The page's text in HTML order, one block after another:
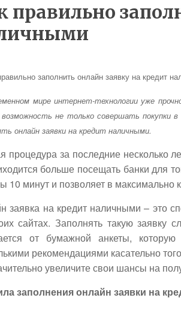
правильно
мире интернет-технологии уже
не только совершать покупки
онлайн заявки на кредит наличными.
процедура за последние несколько
больше посещать банки для
10 минут и позволяет в максимально
заявка на кредит наличными – это
сайтах. Заполнять такую заявку
от бумажной анкеты,
рекомендациями касательно
увеличите свои шансы на
заполнения онлайн заявки на